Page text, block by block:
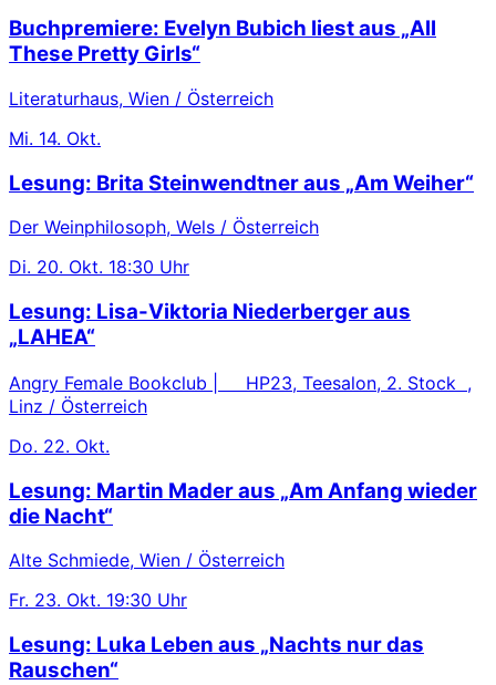
Buchpremiere: Evelyn Bubich liest aus „All
These Pretty Girls“
Literaturhaus, Wien / Österreich
Mi. 14. Okt.
Lesung: Brita Steinwendtner aus „Am Weiher“
Der Weinphilosoph, Wels / Österreich
Di. 20. Okt. 18:30 Uhr
Lesung: Lisa-Viktoria Niederberger aus
„LAHEA“
Angry Female Bookclub | HP23, Teesalon, 2. Stock ,
Linz / Österreich
Do. 22. Okt.
Lesung: Martin Mader aus „Am Anfang wieder
die Nacht“
Alte Schmiede, Wien / Österreich
Fr. 23. Okt. 19:30 Uhr
Lesung: Luka Leben aus „Nachts nur das
Rauschen“